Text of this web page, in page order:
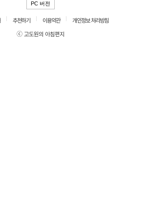
PC 버전
추천하기 이용약관
개인정보 처리방침
ⓒ 고도원의 아침편지